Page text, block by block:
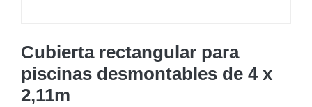
Cubierta rectangular para
piscinas desmontables de 4 x
2,11m